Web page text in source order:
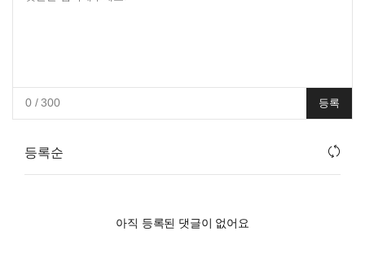
0/ 300 등록
등록순
아직 등록된 댓글이 없어요